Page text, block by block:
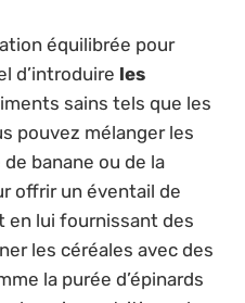
équilibrée pour
d’introduire les
sains tels que les
pouvez mélanger les
banane ou de la
offrir un éventail de
en lui fournissant des
les céréales avec des
la purée d’épinards